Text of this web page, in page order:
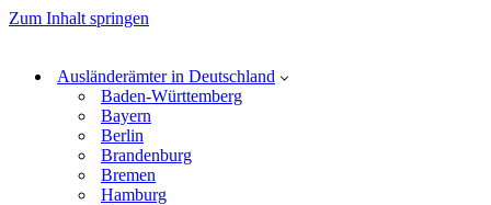
Zum Inhalt springen
Ausländerämter in Deutschland
Baden-Württemberg
Bayern
Berlin
Brandenburg
Bremen
Hamburg